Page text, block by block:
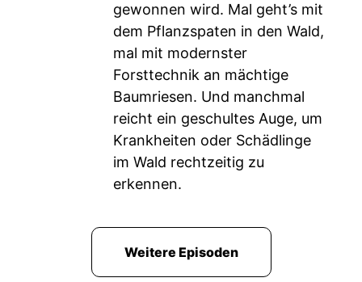
gewonnen wird. Mal geht’s mit
dem Pflanzspaten in den Wald,
mal mit modernster
Forsttechnik an mächtige
Baumriesen. Und manchmal
reicht ein geschultes Auge, um
Krankheiten oder Schädlinge
im Wald rechtzeitig zu
erkennen.
Weitere Episoden